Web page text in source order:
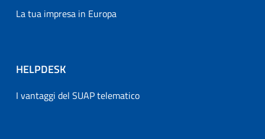
La tua impresa in Europa
HELPDESK
I vantaggi del SUAP telematico